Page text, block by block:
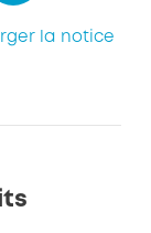
la notice